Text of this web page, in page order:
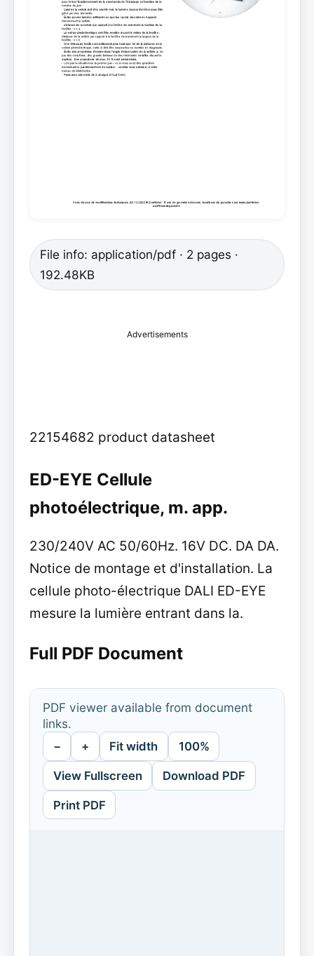
File info: application/pdf · 2 pages ·
192.48KB
Advertisements
22154682 product datasheet
ED-EYE Cellule
photoélectrique, m. app.
230/240V AC 50/60Hz. 16V DC. DA DA.
Notice de montage et d'installation. La
cellule photo-électrique DALI ED-EYE
mesure la lumière entrant dans la.
Full PDF Document
PDF viewer available from document
links.
− + Fit width 100%
View Fullscreen Download PDF
Print PDF